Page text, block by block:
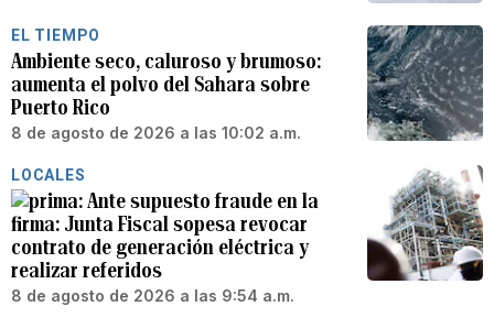
EL TIEMPO
Ambiente seco, caluroso y brumoso:
aumenta el polvo del Sahara sobre
Puerto Rico
8 de agosto de 2026 a las 10:02 a.m.
LOCALES
Ante supuesto fraude en la
firma: Junta Fiscal sopesa revocar
contrato de generación eléctrica y
realizar referidos
8 de agosto de 2026 a las 9:54 a.m.